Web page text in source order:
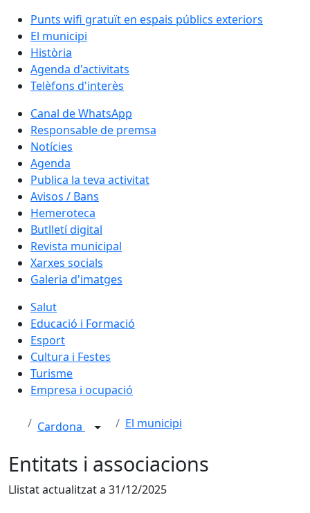
Punts wifi gratuït en espais públics exteriors
El municipi
Història
Agenda d'activitats
Telèfons d'interès
Canal de WhatsApp
Responsable de premsa
Notícies
Agenda
Publica la teva activitat
Avisos / Bans
Hemeroteca
Butlletí digital
Revista municipal
Xarxes socials
Galeria d'imatges
Salut
Educació i Formació
Esport
Cultura i Festes
Turisme
Empresa i ocupació
Cardona El municipi
Entitats i associacions
Llistat actualitzat a 31/12/2025